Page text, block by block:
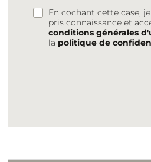
En cochant cette case,
pris connaissance et
conditions générales
la politique de